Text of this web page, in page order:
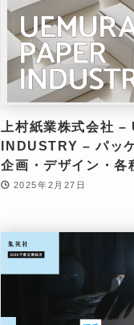
上村紙業株式会社
INDUSTRY – パッ
企画・デザイン・各
2025年2月27日